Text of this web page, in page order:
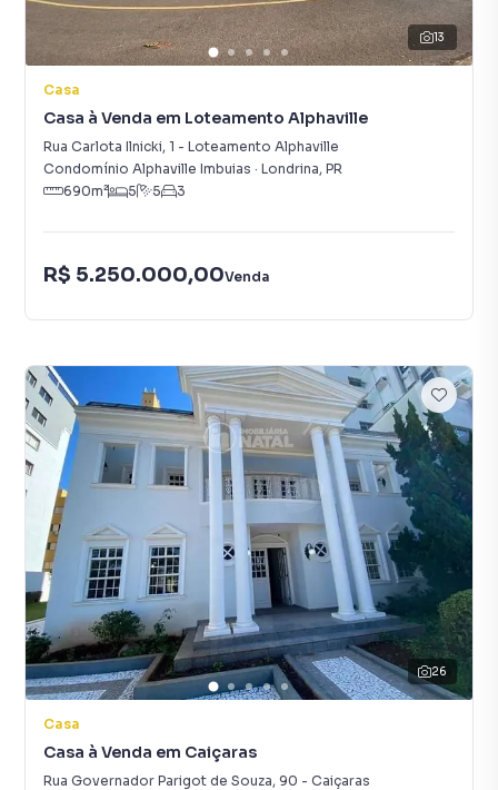
13
Casa
Casa à Venda em Loteamento Alphaville
Rua Carlota Ilnicki, 1 - Loteamento Alphaville
Condomínio Alphaville Imbuias · Londrina, PR
690m² 5 5 3
R$ 5.250.000,00Venda
26
Casa
Casa à Venda em Caiçaras
Rua Governador Parigot de Souza, 90 - Caiçaras